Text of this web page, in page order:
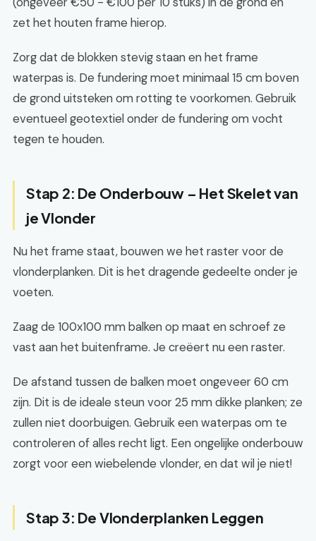
zet het houten frame hierop.
Zorg dat de blokken stevig staan en het frame
waterpas is. De fundering moet minimaal 15 cm boven
de grond uitsteken om rotting te voorkomen. Gebruik
eventueel geotextiel onder de fundering om vocht
tegen te houden.
Stap 2: De Onderbouw – Het Skelet van
je Vlonder
Nu het frame staat, bouwen we het raster voor de
vlonderplanken. Dit is het dragende gedeelte onder je
voeten.
Zaag de 100x100 mm balken op maat en schroef ze
vast aan het buitenframe. Je creëert nu een raster.
De afstand tussen de balken moet ongeveer 60 cm
zijn. Dit is de ideale steun voor 25 mm dikke planken; ze
zullen niet doorbuigen. Gebruik een waterpas om te
controleren of alles recht ligt. Een ongelijke onderbouw
zorgt voor een wiebelende vlonder, en dat wil je niet!
Stap 3: De Vlonderplanken Leggen